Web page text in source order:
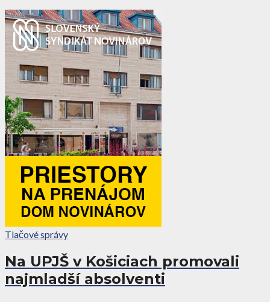
Tlačové správy
Na UPJŠ v Košiciach promovali
najmladší absolventi